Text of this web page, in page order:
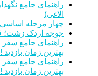
راهنمای جامع
الاغی)
چهار مرحله اساسی
جوجه اردک زشت؛
راهنمای جامع سفر
بهترین زمان بازدید !
راهنمای جامع سفر
بهترین زمان بازدید !